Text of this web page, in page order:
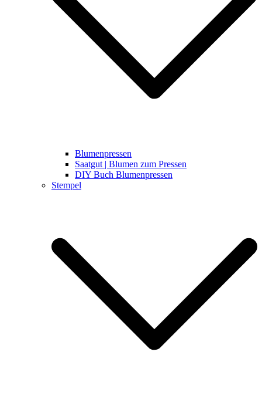
Blumenpressen
Saatgut | Blumen zum Pressen
DIY Buch Blumenpressen
Stempel